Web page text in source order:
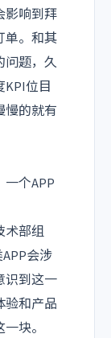
影响到拜
单。和其
问题，久
位目
慢的就有
个APP
术部组
会涉
识到这一
验和产品
块。